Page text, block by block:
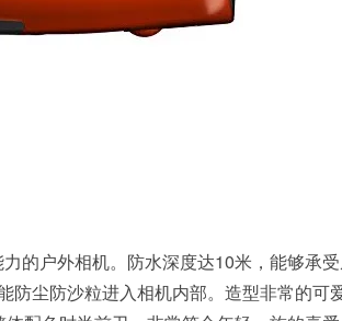
的户外相机。防水深度达10米，能够承
防尘防沙粒进入相机内部。造型非常的可